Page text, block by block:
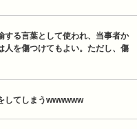
する言葉として使われ、当事者か
人を傷つけてもよい。ただし、傷
してしまうwwwwww